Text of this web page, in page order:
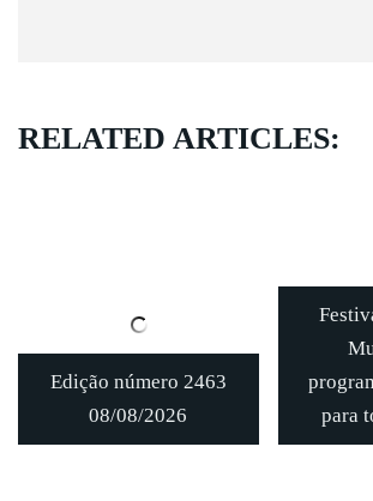
RELATED ARTICLES:
Edição número 2463
08/08/2026
para